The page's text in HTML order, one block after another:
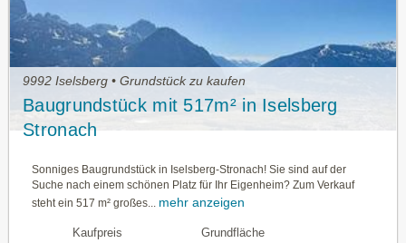
9992 Iselsberg • Grundstück zu kaufen
Baugrundstück mit 517m² in Iselsberg
Stronach
Sonniges Baugrundstück in Iselsberg-Stronach! Sie sind auf der
Suche nach einem schönen Platz für Ihr Eigenheim? Zum Verkauf
steht ein 517 m² großes... mehr anzeigen
Kaufpreis Grundfläche